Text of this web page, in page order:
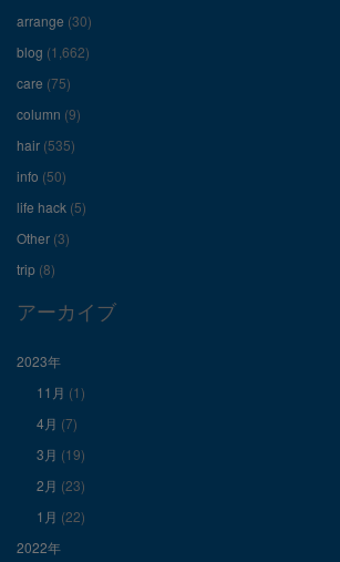
フ
ィ
ー
ル
を
Facebook
で
示
arrange (30)
blog (1,662)
care (75)
column (9)
hair (535)
info (50)
life hack (5)
Other (3)
trip (8)
アーカイブ
2023年
11月 (1)
4月 (7)
3月 (19)
2月 (23)
1月 (22)
2022年